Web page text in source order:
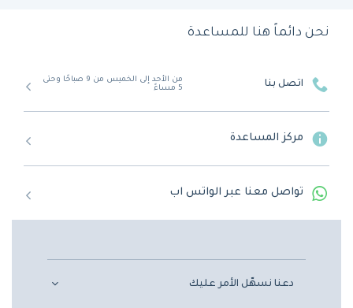
نحن دائماً هنا للمساعدة
اتصل بنا
من الأحد إلى الخميس من 9 صباحًا وحتى
5 مساءً
مركز المساعدة
تواصل معنا عبر الواتس اب
دعنا نسهّل الأمر عليك